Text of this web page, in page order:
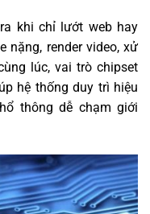
khi chỉ lướt web hay
nặng, render video, xử
lúc, vai trò chipset
hệ thống duy trì hiệu
thông dễ chạm giới